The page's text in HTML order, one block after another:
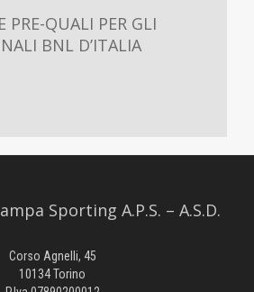
PRE-QUALI PER GLI
BNL D’ITALIA
Sporting A.P.S. – A.S.D.
Corso Agnelli, 45
10134 Torino